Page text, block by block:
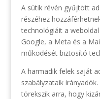
A sütik révén gyűjtött
részéhez
technológiáit a
Google, a Meta és a
működését biztosító
A harmadik felek saját
szabályzataik
törekszik arra, hogy